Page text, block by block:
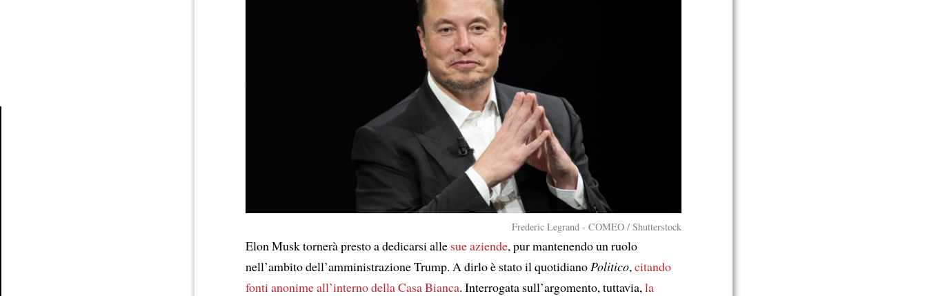
Frederic Legrand - COMEO / Shutterstock
Elon Musk tornerà presto a dedicarsi alle sue aziende, pur mantenendo un ruolo
nell’ambito dell’amministrazione Trump. A dirlo è stato il quotidiano Politico, citando
fonti anonime all’interno della Casa Bianca. Interrogata sull’argomento, tuttavia, la